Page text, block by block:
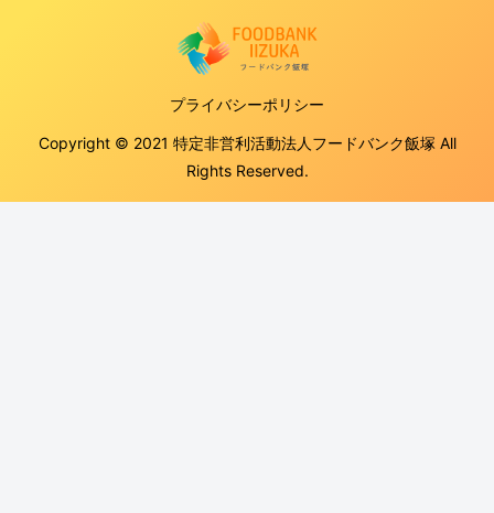
プライバシーポリシー
Copyright © 2021 特定非営利活動法人フードバンク飯塚 All
Rights Reserved.